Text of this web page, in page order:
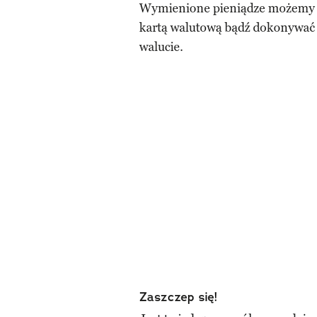
Wymienione pieniądze
kartą walutową bądź
walucie.
Zaszczep się!